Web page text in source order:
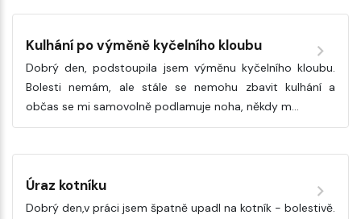
Kulhání po výměně kyčelního kloubu
Dobrý den, podstoupila jsem výměnu kyčelního kloubu.
Bolesti nemám, ale stále se nemohu zbavit kulhání a
občas se mi samovolně podlamuje noha, někdy m…
Úraz kotníku
Dobrý den,v práci jsem špatně upadl na kotník - bolestivě.